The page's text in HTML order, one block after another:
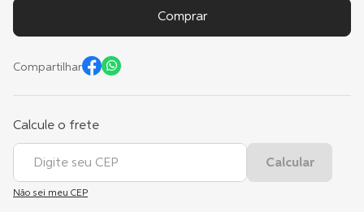
Comprar
Compartilhar
Não sei meu CEP